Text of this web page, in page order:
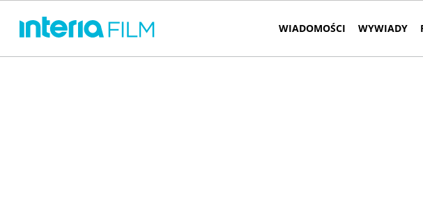
WIADOMOŚCI WYWIADY